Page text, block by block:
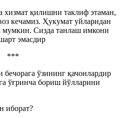
хизмат қилишни таклиф этаман,
кечамиз. Ҳукумат уйларидан
Сизда танлаш имкони
эмасдир
***
ўзининг қачонлардир
ўғринча бориш йўлларини
иборат?